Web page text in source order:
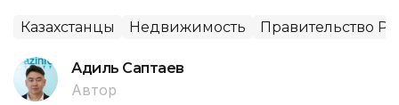
Казахстанцы Недвижимость Правительство РК
Адиль Саптаев
Автор